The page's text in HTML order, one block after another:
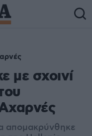
με σχοινί
απομακρύνθηκε